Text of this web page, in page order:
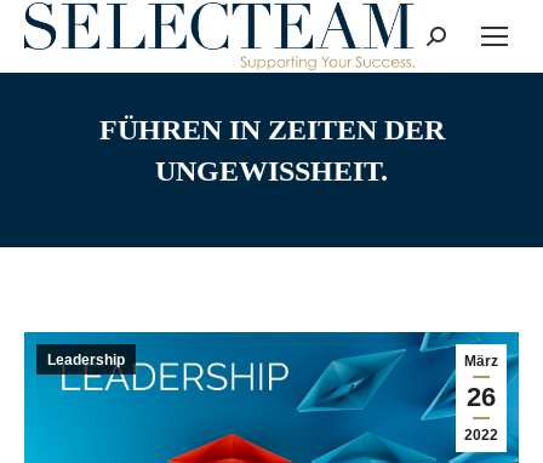
Search:
FÜHREN IN ZEITEN DER
UNGEWISSHEIT.
März
26
2022
Leadership